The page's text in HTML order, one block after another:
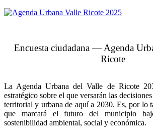
Encuesta ciudadana — Agenda
Ricote
La Agenda Urbana del Valle de Ricote
estratégico sobre el que versarán las
territorial y urbana de aquí a 2030. Es, por lo
que marcará el futuro del municipio
sostenibilidad ambiental, social y económica.